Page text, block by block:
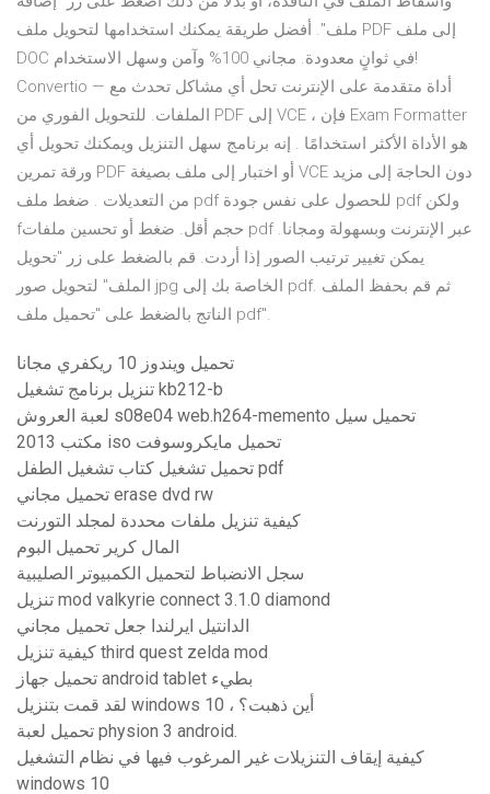
ملف". أفضل طريقة يمكنك استخدامها لتحويل ملف PDF إلى ملف
DOC في ثوانٍ معدودة. مجاني 100% وآمن وسهل الاستخدام!
Convertio — أداة متقدمة على الإنترنت تحل أي مشاكل تحدث مع
الملفات. للتحويل الفوري من PDF إلى VCE ، فإن Exam Formatter
هو الأداة الأكثر استخدامًا . إنه برنامج سهل التنزيل ويمكنك تحويل أي
ورقة تمرين PDF أو اختبار إلى ملف بصيغة VCE دون الحاجة إلى مزيد
من التعديلات . ضغط ملف pdf للحصول على نفس جودة pdf ولكن
fحجم أقل. ضغط أو تحسين ملفات pdf عبر الإنترنت وبسهولة ومجانا.
يمكن تغيير ترتيب الصور إذا أردت. قم بالضغط على زر "تحويل
الملف" لتحويل صور jpg الخاصة بك إلى pdf. ثم قم بحفظ الملف
الناتج بالضغط على "تحميل ملف pdf".
تحميل ويندوز 10 ريكفري مجانا
تنزيل برنامج تشغيل kb212-b
لعبة العروش s08e04 web.h264-memento تحميل سيل
مكتب 2013 iso تحميل مايكروسوفت
تحميل تشغيل كتاب تشغيل الطفل pdf
تحميل مجاني erase dvd rw
كيفية تنزيل ملفات محددة لمجلد التورنت
المال كرير تحميل البوم
سجل الانضباط لتحميل الكمبيوتر الصليبية
تنزيل mod valkyrie connect 3.1.0 diamond
الدانتيل ايرلندا جعل تحميل مجاني
كيفية تنزيل third quest zelda mod
تحميل جهاز android tablet بطيء
لقد قمت بتنزيل windows 10 ، أين ذهبت؟
تحميل لعبة physion 3 android.
كيفية إيقاف التنزيلات غير المرغوب فيها في نظام التشغيل
windows 10